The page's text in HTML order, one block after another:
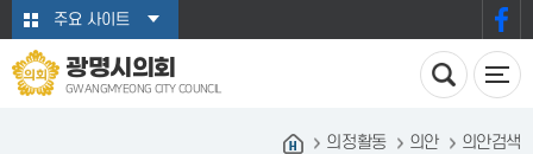
본문바로가기주요 사이트
광명시의회
GWANGMYEONG CITY COUNCIL
의정활동 의안 의안검색